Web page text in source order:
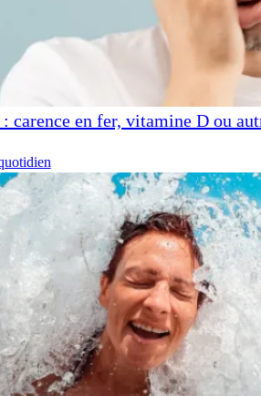
carence en fer, vitamine D ou